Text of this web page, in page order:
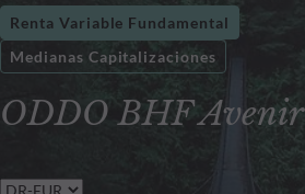
ODDO BHF Avenir
Renta Variable Fundamental
Medianas Capitalizaciones